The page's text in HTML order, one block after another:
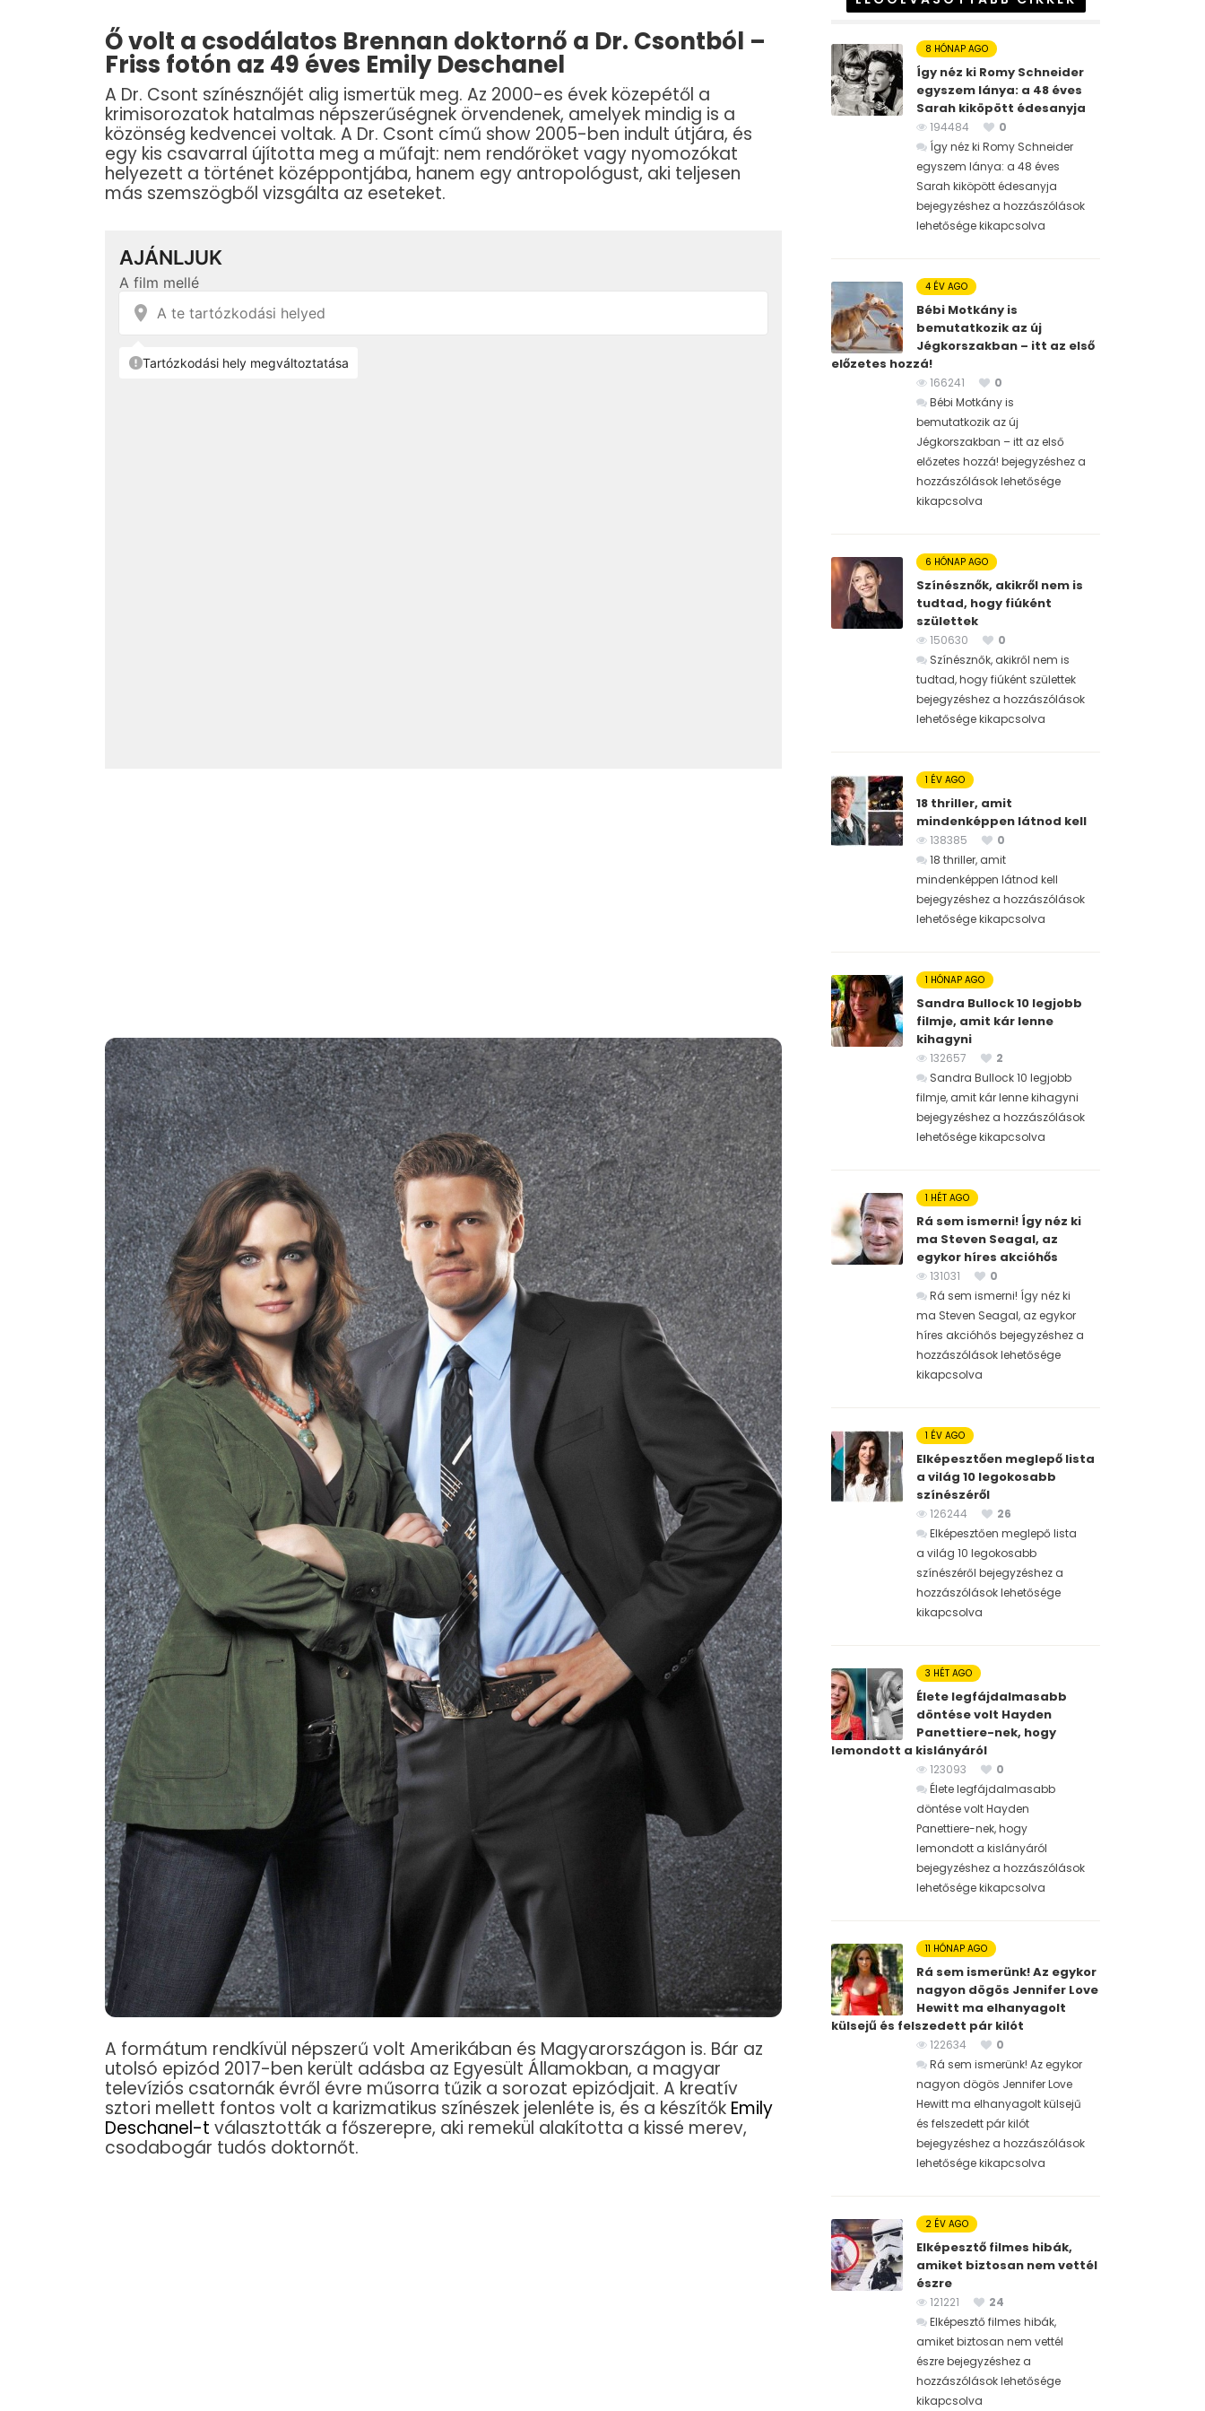
Ő volt a csodálatos Brennan doktornő a Dr. Csontból –
Friss fotón az 49 éves Emily Deschanel
A Dr. Csont színésznőjét alig ismertük meg. Az 2000-es évek közepétől a
krimisorozatok hatalmas népszerűségnek örvendenek, amelyek mindig is a
közönség kedvencei voltak. A Dr. Csont című show 2005-ben indult útjára, és
egy kis csavarral újította meg a műfajt: nem rendőröket vagy nyomozókat
helyezett a történet középpontjába, hanem egy antropológust, aki teljesen
más szemszögből vizsgálta az eseteket.
A formátum rendkívül népszerű volt Amerikában és Magyarországon is. Bár az
utolsó epizód 2017-ben került adásba az Egyesült Államokban, a magyar
televíziós csatornák évről évre műsorra tűzik a sorozat epizódjait. A kreatív
sztori mellett fontos volt a karizmatikus színészek jelenléte is, és a készítők Emily
Deschanel-t választották a főszerepre, aki remekül alakította a kissé merev,
csodabogár tudós doktornőt.
8 HÓNAP AGO
Így néz ki Romy Schneider
egyszem lánya: a 48 éves
Sarah kiköpött édesanyja
194484
0
Így néz ki Romy Schneider
egyszem lánya: a 48 éves
Sarah kiköpött édesanyja
bejegyzéshez a hozzászólások
lehetősége kikapcsolva
4 ÉV AGO
Bébi Motkány is
bemutatkozik az új
Jégkorszakban – itt az első
előzetes hozzá!
166241
0
Bébi Motkány is
bemutatkozik az új
Jégkorszakban – itt az első
előzetes hozzá! bejegyzéshez a
hozzászólások lehetősége
kikapcsolva
6 HÓNAP AGO
Színésznők, akikről nem is
tudtad, hogy fiúként
születtek
150630
0
Színésznők, akikről nem is
tudtad, hogy fiúként születtek
bejegyzéshez a hozzászólások
lehetősége kikapcsolva
1 ÉV AGO
18 thriller, amit
mindenképpen látnod kell
138385
0
18 thriller, amit
mindenképpen látnod kell
bejegyzéshez a hozzászólások
lehetősége kikapcsolva
1 HÓNAP AGO
Sandra Bullock 10 legjobb
filmje, amit kár lenne
kihagyni
132657
2
Sandra Bullock 10 legjobb
filmje, amit kár lenne kihagyni
bejegyzéshez a hozzászólások
lehetősége kikapcsolva
1 HÉT AGO
Rá sem ismerni! Így néz ki
ma Steven Seagal, az
egykor híres akcióhős
131031
0
Rá sem ismerni! Így néz ki
ma Steven Seagal, az egykor
híres akcióhős bejegyzéshez a
hozzászólások lehetősége
kikapcsolva
1 ÉV AGO
Elképesztően meglepő lista
a világ 10 legokosabb
színészéről
126244
26
Elképesztően meglepő lista
a világ 10 legokosabb
színészéről bejegyzéshez a
hozzászólások lehetősége
kikapcsolva
3 HÉT AGO
Élete legfájdalmasabb
döntése volt Hayden
Panettiere-nek, hogy
lemondott a kislányáról
123093
0
Élete legfájdalmasabb
döntése volt Hayden
Panettiere-nek, hogy
lemondott a kislányáról
bejegyzéshez a hozzászólások
lehetősége kikapcsolva
11 HÓNAP AGO
Rá sem ismerünk! Az egykor
nagyon dögös Jennifer Love
Hewitt ma elhanyagolt
külsejű és felszedett pár kilót
122634
0
Rá sem ismerünk! Az egykor
nagyon dögös Jennifer Love
Hewitt ma elhanyagolt külsejű
és felszedett pár kilót
bejegyzéshez a hozzászólások
lehetősége kikapcsolva
2 ÉV AGO
Elképesztő filmes hibák,
amiket biztosan nem vettél
észre
121221
24
Elképesztő filmes hibák,
amiket biztosan nem vettél
észre bejegyzéshez a
hozzászólások lehetősége
kikapcsolva